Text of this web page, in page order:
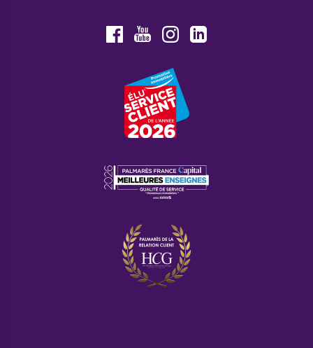
FacebookYoutubeInstagram